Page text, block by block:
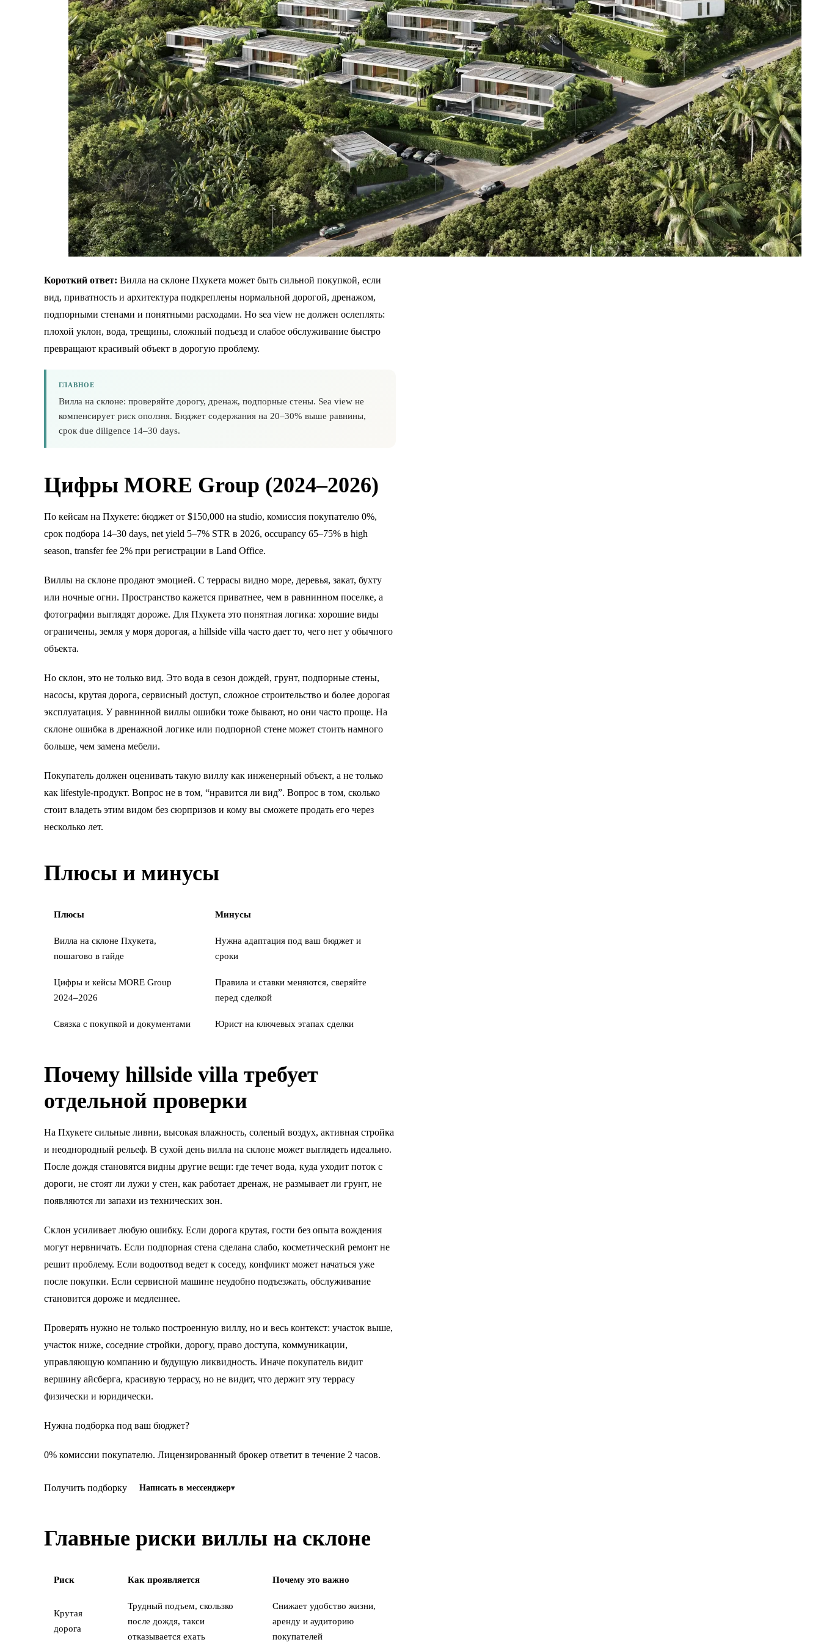
Короткий ответ: Вилла на склоне Пхукета может быть сильной покупкой, если
вид, приватность и архитектура подкреплены нормальной дорогой, дренажом,
подпорными стенами и понятными расходами. Но sea view не должен ослеплять:
плохой уклон, вода, трещины, сложный подъезд и слабое обслуживание быстро
превращают красивый объект в дорогую проблему.
ГЛАВНОЕ
Вилла на склоне: проверяйте дорогу, дренаж, подпорные стены. Sea view не
компенсирует риск оползня. Бюджет содержания на 20–30% выше равнины,
срок due diligence 14–30 days.
Цифры MORE Group (2024–2026)
По кейсам на Пхукете: бюджет от $150,000 на studio, комиссия покупателю 0%,
срок подбора 14–30 days, net yield 5–7% STR в 2026, occupancy 65–75% в high
season, transfer fee 2% при регистрации в Land Office.
Виллы на склоне продают эмоцией. С террасы видно море, деревья, закат, бухту
или ночные огни. Пространство кажется приватнее, чем в равнинном поселке, а
фотографии выглядят дороже. Для Пхукета это понятная логика: хорошие виды
ограничены, земля у моря дорогая, а hillside villa часто дает то, чего нет у обычного
объекта.
Но склон, это не только вид. Это вода в сезон дождей, грунт, подпорные стены,
насосы, крутая дорога, сервисный доступ, сложное строительство и более дорогая
эксплуатация. У равнинной виллы ошибки тоже бывают, но они часто проще. На
склоне ошибка в дренажной логике или подпорной стене может стоить намного
больше, чем замена мебели.
Покупатель должен оценивать такую виллу как инженерный объект, а не только
как lifestyle-продукт. Вопрос не в том, “нравится ли вид”. Вопрос в том, сколько
стоит владеть этим видом без сюрпризов и кому вы сможете продать его через
несколько лет.
Плюсы и минусы
Плюсы Минусы
Вилла на склоне Пхукета,
пошагово в гайде
Нужна адаптация под ваш бюджет и
сроки
Цифры и кейсы MORE Group
2024–2026
Правила и ставки меняются, сверяйте
перед сделкой
Связка с покупкой и документами Юрист на ключевых этапах сделки
Почему hillside villa требует
отдельной проверки
На Пхукете сильные ливни, высокая влажность, соленый воздух, активная стройка
и неоднородный рельеф. В сухой день вилла на склоне может выглядеть идеально.
После дождя становятся видны другие вещи: где течет вода, куда уходит поток с
дороги, не стоят ли лужи у стен, как работает дренаж, не размывает ли грунт, не
появляются ли запахи из технических зон.
Склон усиливает любую ошибку. Если дорога крутая, гости без опыта вождения
могут нервничать. Если подпорная стена сделана слабо, косметический ремонт не
решит проблему. Если водоотвод ведет к соседу, конфликт может начаться уже
после покупки. Если сервисной машине неудобно подъезжать, обслуживание
становится дороже и медленнее.
Проверять нужно не только построенную виллу, но и весь контекст: участок выше,
участок ниже, соседние стройки, дорогу, право доступа, коммуникации,
управляющую компанию и будущую ликвидность. Иначе покупатель видит
вершину айсберга, красивую террасу, но не видит, что держит эту террасу
физически и юридически.
Нужна подборка под ваш бюджет?
0% комиссии покупателю. Лицензированный брокер ответит в течение 2 часов.
Получить подборку Написать в мессенджер
Главные риски виллы на склоне
Риск Как проявляется Почему это важно
Крутая
дорога
Трудный подъем, скользко
после дождя, такси
отказывается ехать
Снижает удобство жизни,
аренду и аудиторию
покупателей